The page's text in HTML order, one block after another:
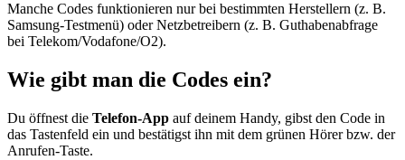
Manche Codes funktionieren nur bei bestimmten Herstellern (z. B.
Samsung-Testmenü) oder Netzbetreibern (z. B. Guthabenabfrage
bei Telekom/Vodafone/O2).
Wie gibt man die Codes ein?
Du öffnest die Telefon-App auf deinem Handy, gibst den Code in
das Tastenfeld ein und bestätigst ihn mit dem grünen Hörer bzw. der
Anrufen-Taste.